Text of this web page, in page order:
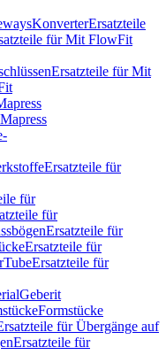
KonverterErsatzteile
für Mit FlowFit
Ersatzteile für Mit
Ersatzteile für
für
für
Ersatzteile für
Ersatzteile für
Ersatzteile für
Geberit
Formstücke
für Übergänge auf
Ersatzteile für